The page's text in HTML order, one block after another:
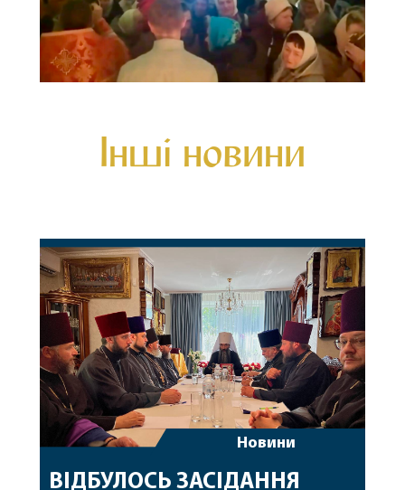
Інші новини
Новини
ВІДБУЛОСЬ ЗАСІДАННЯ